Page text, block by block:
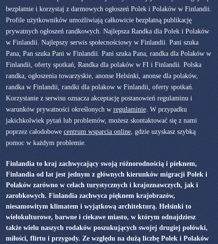
bezpłatnie i korzystaj z darmowych ogłoszeń Polek i Polaków w Finlandii.
Profile użytkowników umożliwiają całkowicie bezpłatną publikację
prywatnych ogłoszeń randkowych. Najlepsza Randka dla Polek i Polaków
w Finlandii. Najlepszy serwis społecnościowy w Finlandii. Pani szuka
Pana, Pan szuka Pani w Finlandii. Pani szuka Pana, randka dla Polaków w
Finlandii, oferty spotkań, Randka dla polaków w FI i Finlandii. Polska
randka, ogłoszenia towarzyskie, anonse Helsinki, anonse dla polaków,
randka w Finlandii, randki dla polakow w Finlandii, oferty spotkań.
Korzystanie z serwisu oznacza akceptację postanowień regulaminu i
warunków prywatności określonych w regulaminie. W przypadku
jakichkolwiek pytań lub problemów, możesz skontaktować się z nami
poprzez całodobowe centrum wsparcia online, gdzie uzyskasz szybką
pomoc w każdym problemie.
Finlandia to kraj zachwycający swoją różnorodnością i pieknem,
Finlandia od lat jest jednym z głównych kierunków migracji Polek i
Polaków zarówno w celach turystycznych i krajoznawczych, jak i
zarobkowych. Finlandia zachwyca pięknem krajobrazów,
niesamowitym klimatem i wyjątkową architekturą. Helsinki to
wielokulturowe, barwne i ciekawe miasto, w którym odnajdziesz
także wielu naszych rodaków poszukujących swojej drugiej połówki,
miłości, flirtu i przygody. Ze względu na dużą liczbę Polek i Polaków